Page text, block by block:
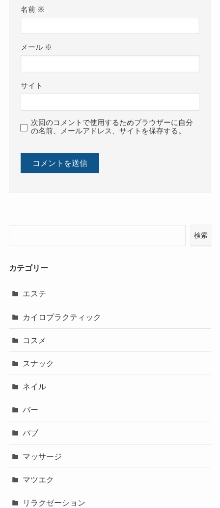
名前 ※
メール ※
サイト
次回のコメントで使用するためブラウザーに自分
の名前、メールアドレス、サイトを保存する。
検索
カテゴリー
エステ
カイロプラクティック
コスメ
スナック
ネイル
バー
パブ
マッサージ
マツエク
リラクゼーション